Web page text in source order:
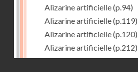
Alizarine artificielle(p.94)
Alizarine artificielle(p.119)
Alizarine artificielle(p.120)
Alizarine artificielle(p.212)
Alizarine artificielle(p.256)